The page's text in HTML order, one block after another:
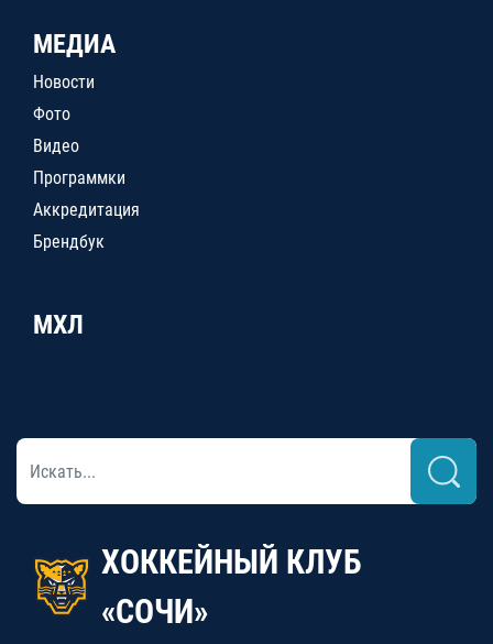
МЕДИА
Новости
Фото
Видео
Программки
Аккредитация
Брендбук
МХЛ
ХОККЕЙНЫЙ КЛУБ
«СОЧИ»